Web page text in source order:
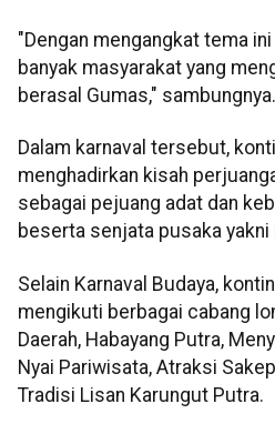
"Dengan mengangkat tema
banyak masyarakat yang
berasal Gumas," sambungnya.
Dalam karnaval tersebut,
menghadirkan kisah
sebagai pejuang adat dan
beserta senjata pusaka yakni
Selain Karnaval Budaya,
mengikuti berbagai cabang
Daerah, Habayang Putra,
Nyai Pariwisata, Atraksi
Tradisi Lisan Karungut Putra.